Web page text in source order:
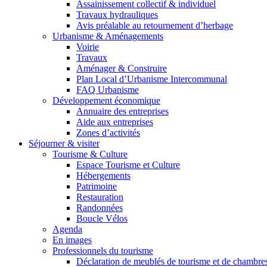
Assainissement collectif & individuel
Travaux hydrauliques
Avis préalable au retournement d’herbage
Urbanisme & Aménagements
Voirie
Travaux
Aménager & Construire
Plan Local d’Urbanisme Intercommunal
FAQ Urbanisme
Développement économique
Annuaire des entreprises
Aide aux entreprises
Zones d’activités
Séjourner & visiter
Tourisme & Culture
Espace Tourisme et Culture
Hébergements
Patrimoine
Restauration
Randonnées
Boucle Vélos
Agenda
En images
Professionnels du tourisme
Déclaration de meublés de tourisme et de